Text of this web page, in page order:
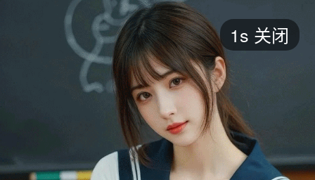
短剧
最热 添加 评分
都市 甜宠 逆袭 玄幻
2025 2024 2023 2022
全部 大陆 香港 台湾 美国 韩国 日本
1s 关闭